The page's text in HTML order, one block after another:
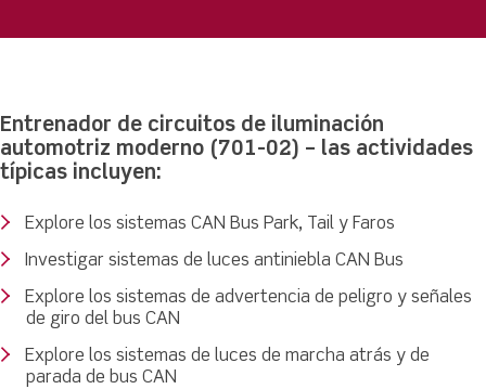
Entrenador de circuitos de iluminación
automotriz moderno (701-02) – las actividades
típicas incluyen:
Explore los sistemas CAN Bus Park, Tail y Faros
Investigar sistemas de luces antiniebla CAN Bus
Explore los sistemas de advertencia de peligro y señales
de giro del bus CAN
Explore los sistemas de luces de marcha atrás y de
parada de bus CAN